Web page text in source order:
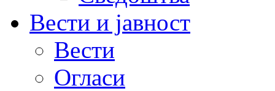
Вести и јавност
Вести
Огласи